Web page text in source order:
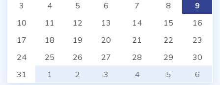
3 4 5 6 7 8
9
10
11 12 13 14 15
16
17
18 19 20 21 22
23
24
25 26 27 28 29
30
31
1 2 3 4 5 6